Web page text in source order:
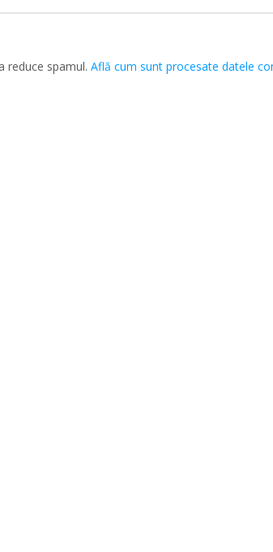
reduce spamul. Află cum sunt procesate datele